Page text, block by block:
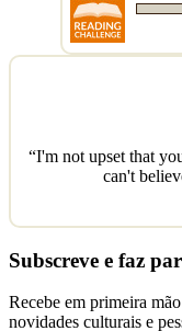
“I'm not upset that
can't
Subscreve e faz
Recebe em primeira
novidades culturais e